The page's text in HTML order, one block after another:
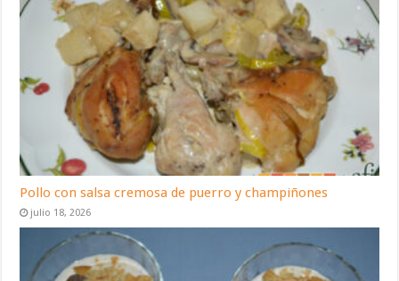
Pollo con salsa cremosa de puerro y champiñones
julio 18, 2026